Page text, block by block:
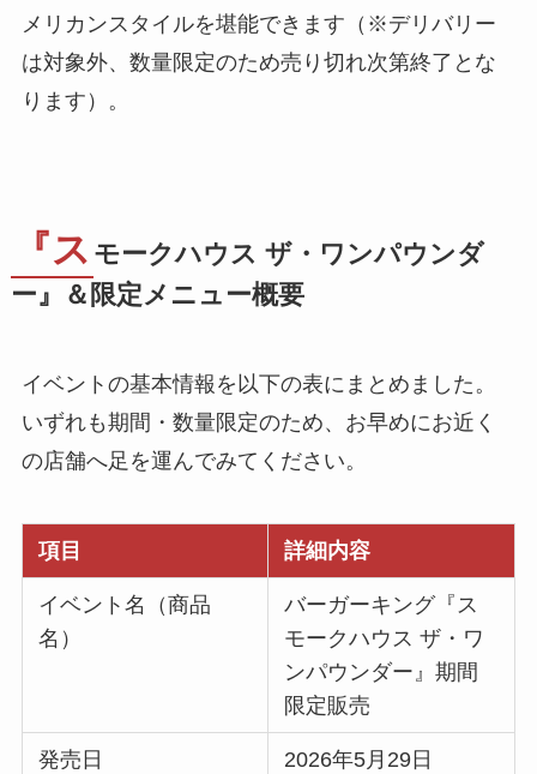
メリカンスタイルを堪能できます（※デリバリー
は対象外、数量限定のため売り切れ次第終了とな
ります）。
『ス モークハウス ザ・ワンパウンダ
ー』＆限定メニュー概要
イベントの基本情報を以下の表にまとめました。
いずれも期間・数量限定のため、お早めにお近く
の店舗へ足を運んでみてください。
項目 詳細内容
イベント名（商品
名）
バーガーキング『ス
モークハウス ザ・ワ
ンパウンダー』期間
限定販売
発売日
2026年5月29日